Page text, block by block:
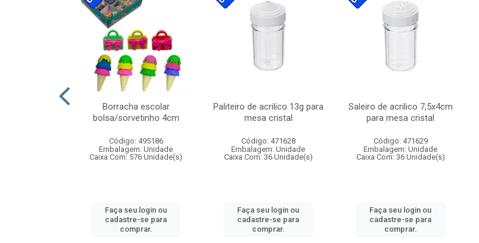
Borracha escolar
bolsa/sorvetinho 4cm
Código: 495186
Embalagem: Unidade
Caixa Com: 576 Unidade(s)
Faça seu login ou
cadastre-se para
comprar.
Paliteiro de acrilico 13g para
mesa cristal
Código: 471628
Embalagem: Unidade
Caixa Com: 36 Unidade(s)
Faça seu login ou
cadastre-se para
comprar.
Saleiro de acrilico 7,5x4cm
para mesa cristal
Código: 471629
Embalagem: Unidade
Caixa Com: 36 Unidade(s)
Faça seu login ou
cadastre-se para
comprar.